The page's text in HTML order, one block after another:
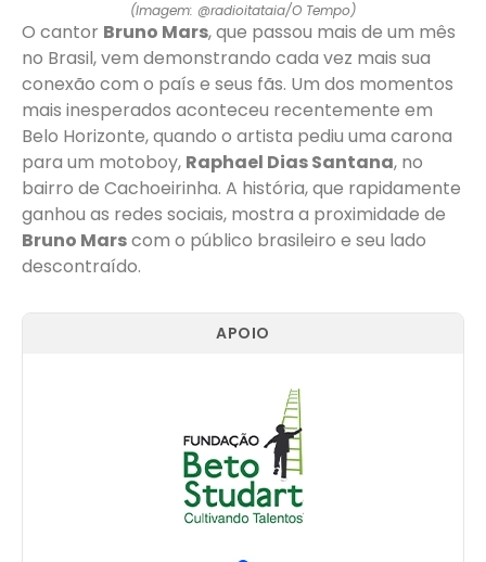
(Imagem: @radioitataia/O Tempo)
O cantor Bruno Mars, que passou mais de um mês
no Brasil, vem demonstrando cada vez mais sua
conexão com o país e seus fãs. Um dos momentos
mais inesperados aconteceu recentemente em
Belo Horizonte, quando o artista pediu uma carona
para um motoboy, Raphael Dias Santana, no
bairro de Cachoeirinha. A história, que rapidamente
ganhou as redes sociais, mostra a proximidade de
Bruno Marscom o público brasileiro e seu lado
descontraído.
APOIO